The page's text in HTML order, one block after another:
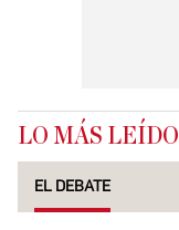
LO MÁS LEÍDO
EL DEBATE